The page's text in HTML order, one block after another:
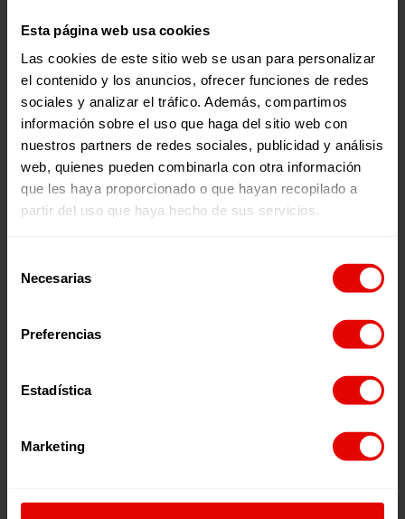
Esta página web usa cookies
Las cookies de este sitio web se usan para personalizar
el contenido y los anuncios, ofrecer funciones de redes
sociales y analizar el tráfico. Además, compartimos
información sobre el uso que haga del sitio web con
nuestros partners de redes sociales, publicidad y análisis
web, quienes pueden combinarla con otra información
que les haya proporcionado o que hayan recopilado a
partir del uso que haya hecho de sus servicios.
Necesarias
Preferencias
Estadística
Marketing
INFORME ANUAL
ENTRECULTURAS 2025
2026
REVISTA TRIMESTRAL
101
¿Quieres recibir información?
ofrecemos información, no dejes de completar
C/ Maldonado, 1. Planta 3.